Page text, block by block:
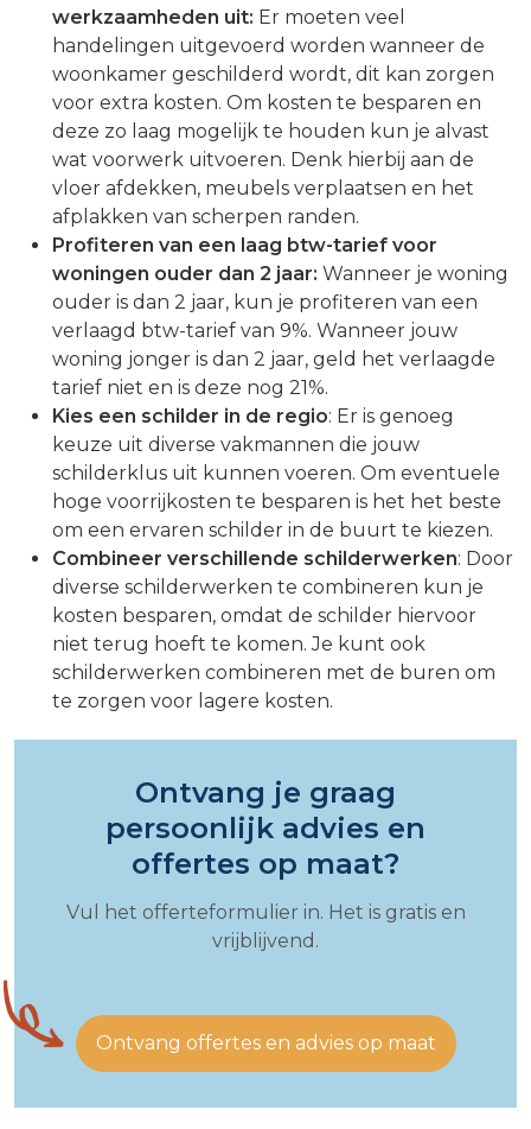
werkzaamheden uit: Er moeten veel
handelingen uitgevoerd worden wanneer de
woonkamer geschilderd wordt, dit kan zorgen
voor extra kosten. Om kosten te besparen en
deze zo laag mogelijk te houden kun je alvast
wat voorwerk uitvoeren. Denk hierbij aan de
vloer afdekken, meubels verplaatsen en het
afplakken van scherpen randen.
Profiteren van een laag btw-tarief voor
woningen ouder dan 2 jaar: Wanneer je woning
ouder is dan 2 jaar, kun je profiteren van een
verlaagd btw-tarief van 9%. Wanneer jouw
woning jonger is dan 2 jaar, geld het verlaagde
tarief niet en is deze nog 21%.
Kies een schilder in de regio: Er is genoeg
keuze uit diverse vakmannen die jouw
schilderklus uit kunnen voeren. Om eventuele
hoge voorrijkosten te besparen is het het beste
om een ervaren schilder in de buurt te kiezen.
Combineer verschillende schilderwerken: Door
diverse schilderwerken te combineren kun je
kosten besparen, omdat de schilder hiervoor
niet terug hoeft te komen. Je kunt ook
schilderwerken combineren met de buren om
te zorgen voor lagere kosten.
Ontvang je graag
persoonlijk advies en
offertes op maat?
Vul het offerteformulier in. Het is gratis en
vrijblijvend.
Ontvang offertes en advies op maat